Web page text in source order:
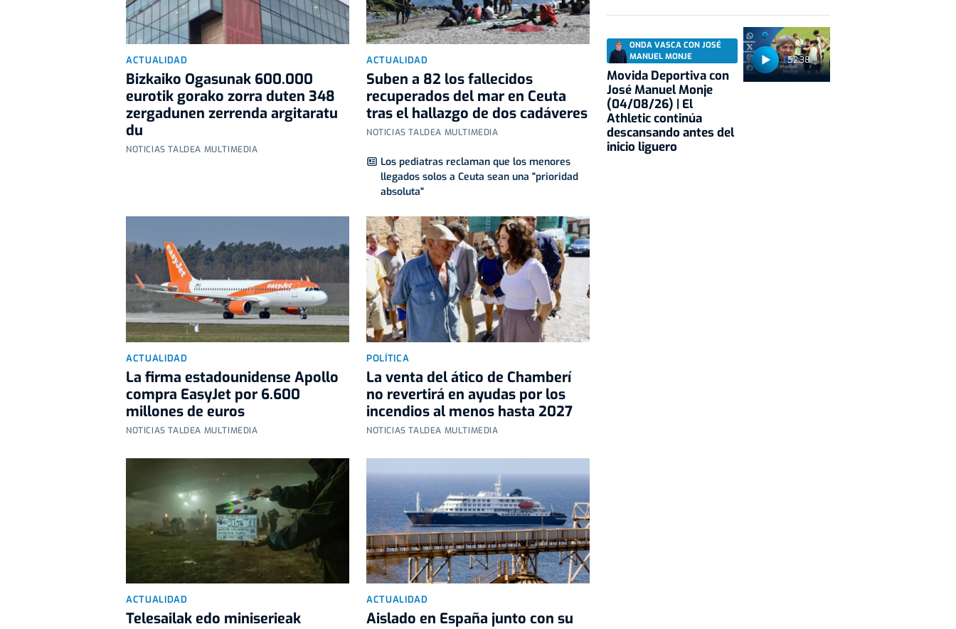
ACTUALIDAD
Bizkaiko Ogasunak 600.000
eurotik gorako zorra duten 348
zergadunen zerrenda argitaratu
du
NOTICIAS TALDEA MULTIMEDIA
ACTUALIDAD
Suben a 82 los fallecidos
recuperados del mar en Ceuta
tras el hallazgo de dos cadáveres
NOTICIAS TALDEA MULTIMEDIA
Los pediatras reclaman que los menores
llegados solos a Ceuta sean una "prioridad
absoluta"
ACTUALIDAD
La firma estadounidense Apollo
compra EasyJet por 6.600
millones de euros
NOTICIAS TALDEA MULTIMEDIA
POLÍTICA
La venta del ático de Chamberí
no revertirá en ayudas por los
incendios al menos hasta 2027
NOTICIAS TALDEA MULTIMEDIA
ACTUALIDAD
Telesailak edo miniserieak
ACTUALIDAD
Aislado en España junto con su
52:38
ONDA VASCA CON JOSÉ
MANUEL MONJE
Movida Deportiva con
José Manuel Monje
(04/08/26) | El
Athletic continúa
descansando antes del
inicio liguero